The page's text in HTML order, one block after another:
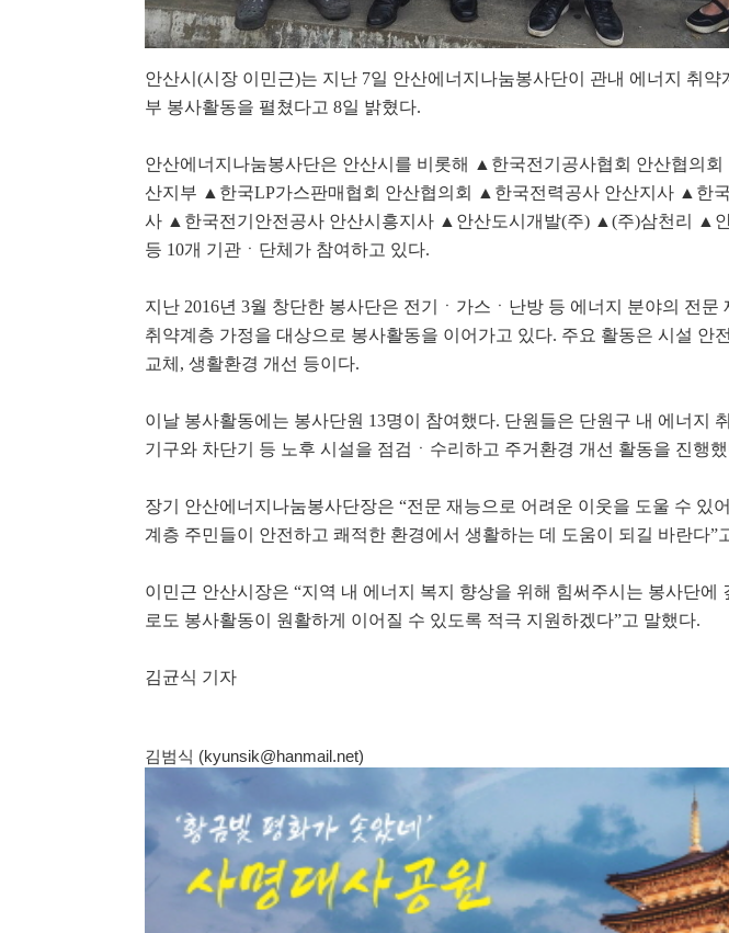
안산시(시장 이민근)는 지난 7일 안산에너지나눔봉사단이 관내 에너지 취약
부 봉사활동을 펼쳤다고 8일 밝혔다.
안산에너지나눔봉사단은 안산시를 비롯해 ▲한국전기공사협회 안산협의
산지부 ▲한국LP가스판매협회 안산협의회 ▲한국전력공사 안산지사 ▲한국
사 ▲한국전기안전공사 안산시흥지사 ▲안산도시개발(주) ▲(주)삼천리 ▲
등 10개 기관ㆍ단체가 참여하고 있다.
지난 2016년 3월 창단한 봉사단은 전기ㆍ가스ㆍ난방 등 에너지 분야의 전문
취약계층 가정을 대상으로 봉사활동을 이어가고 있다. 주요 활동은 시설 안
교체, 생활환경 개선 등이다.
이날 봉사활동에는 봉사단원 13명이 참여했다. 단원들은 단원구 내 에너지
기구와 차단기 등 노후 시설을 점검ㆍ수리하고 주거환경 개선 활동을 진행
장기 안산에너지나눔봉사단장은 “전문 재능으로 어려운 이웃을 도울 수 있
계층 주민들이 안전하고 쾌적한 환경에서 생활하는 데 도움이 되길 바란다”
이민근 안산시장은 “지역 내 에너지 복지 향상을 위해 힘써주시는 봉사단에
로도 봉사활동이 원활하게 이어질 수 있도록 적극 지원하겠다”고 말했다.
김균식 기자
김범식 (kyunsik@hanmail.net)
벚꽃 흩날리는 안산시...'올해는 사진
으로 즐겨요'
신안산대, 드론으로 코로나 방역 나
서